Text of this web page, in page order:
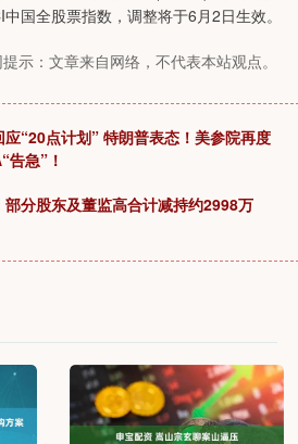
国全股票指数，调整将于6月2日生效。
示：文章来自网络，不代表本站观点。
“20点计划” 特朗普表态！美参院再度
告急”！
分股东及董监高合计减持约2998万